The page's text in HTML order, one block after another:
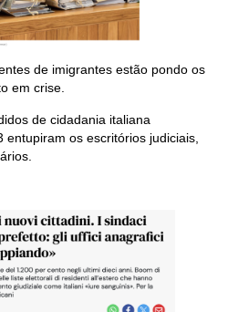
de imigrantes estão pondo os
em crise.
de cidadania italiana
os escritórios judiciais,